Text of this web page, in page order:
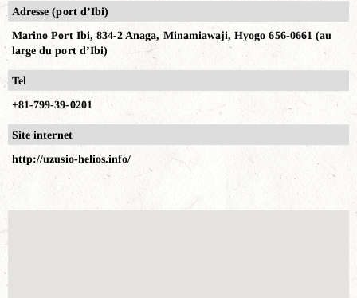
Adresse (port d’Ibi)
Marino Port Ibi, 834-2 Anaga, Minamiawaji, Hyogo 656-0661 (au
large du port d’Ibi)
Tel
+81-799-39-0201
Site internet
http://uzusio-helios.info/